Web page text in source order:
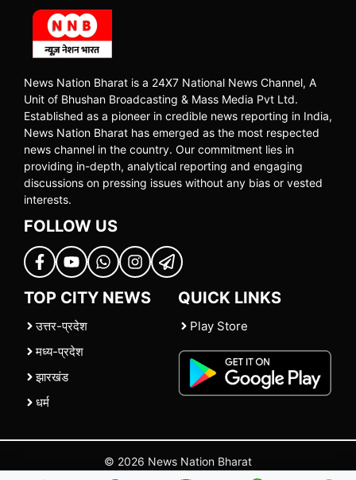
News Nation Bharat is a 24X7 National News Channel, A
Unit of Bhushan Broadcasting & Mass Media Pvt Ltd.
Established as a pioneer in credible news reporting in India,
News Nation Bharat has emerged as the most respected
news channel in the country. Our commitment lies in
providing in-depth, analytical reporting and engaging
discussions on pressing issues without any bias or vested
interests.
FOLLOW US
TOP CITY NEWS
उत्तर-प्रदेश
मध्य-प्रदेश
झारखंड
धर्म
QUICK LINKS
Play Store
© 2026 News Nation Bharat